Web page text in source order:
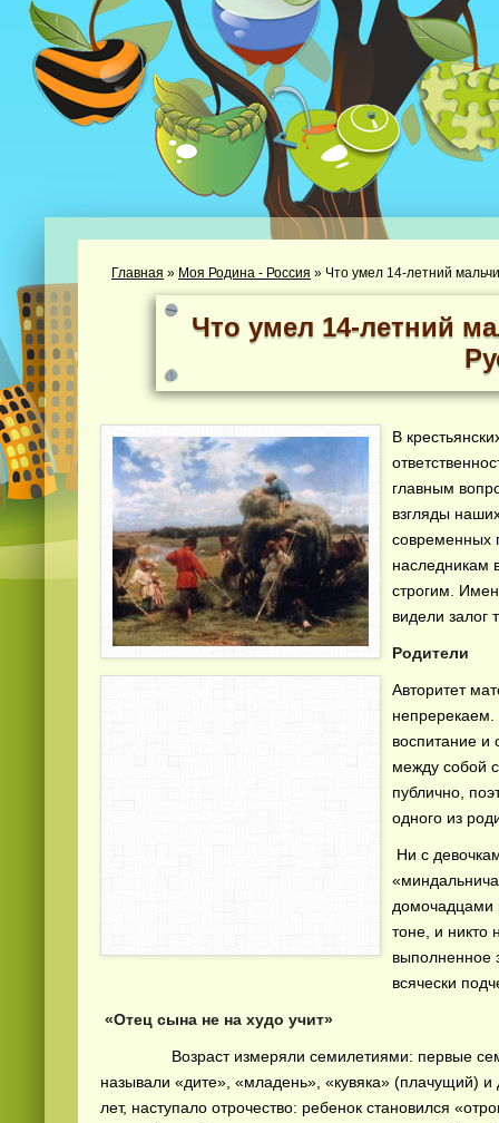
Главная » Моя Родина - Россия » Что умел 14-летний
Что умел 14-летний
В
главным
взгляды
современных
наследникам
строгим.
видели залог
Родители
Авторитет
воспитание и
между собой
публично,
одного из
Ни с
домочадцами
тоне, и никто
выполненное
всячески
«Отец сына не на худо учит»
Возраст измеряли семилетиями: первые семь
называли «дите», «младень», «кувяка» (плачущий)
лет, наступало отрочество: ребенок становился